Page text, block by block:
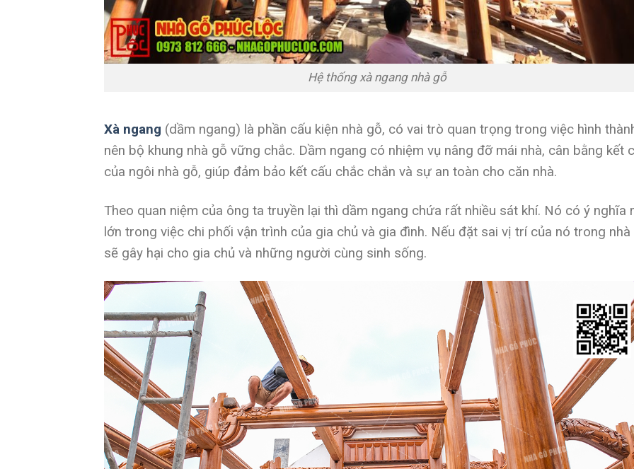
Hệ thống xà ngang nhà gỗ
Xà ngang (dầm ngang) là phần cấu kiện nhà gỗ, có vai trò quan trọng trong việc hình
nên bộ khung nhà gỗ vững chắc. Dầm ngang có nhiệm vụ nâng đỡ mái nhà, cân bằng kết
của ngôi nhà gỗ, giúp đảm bảo kết cấu chắc chắn và sự an toàn cho căn nhà.
Theo quan niệm của ông ta truyền lại thì dầm ngang chứa rất nhiều sát khí. Nó có ý nghĩa
lớn trong việc chi phối vận trình của gia chủ và gia đình. Nếu đặt sai vị trí của nó trong
sẽ gây hại cho gia chủ và những người cùng sinh sống.